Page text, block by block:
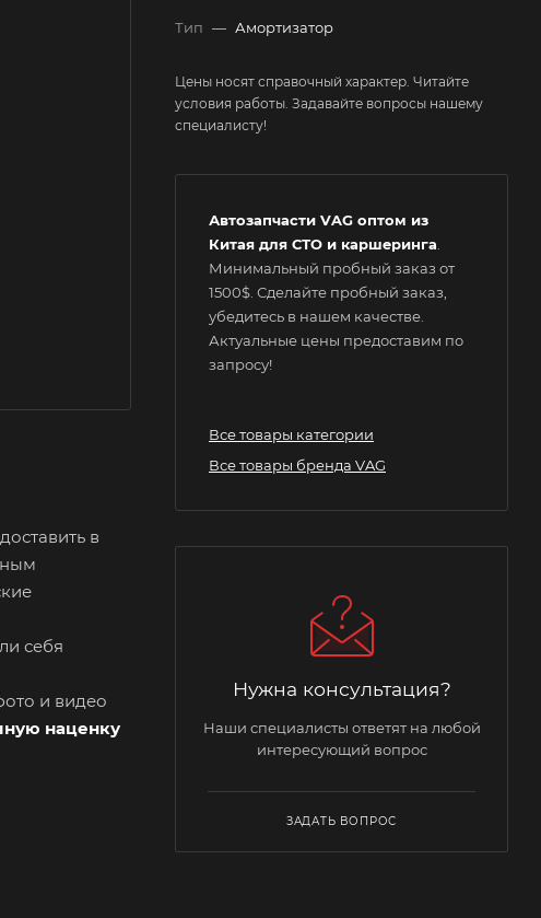
в
себя
и видео
наценку
Тип — Амортизатор
Цены носят справочный характер. Читайте
условия работы. Задавайте вопросы нашему
специалисту!
Автозапчасти VAG оптом из
Китая для СТО и каршеринга
Минимальный пробный заказ от
1500$. Сделайте пробный заказ,
убедитесь в нашем качестве.
Актуальные цены предоставим по
запросу!
Все товары категории
Все товары бренда VAG
Нужна консультация?
Наши специалисты ответят на любой
интересующий вопрос
ЗАДАТЬ ВОПРОС